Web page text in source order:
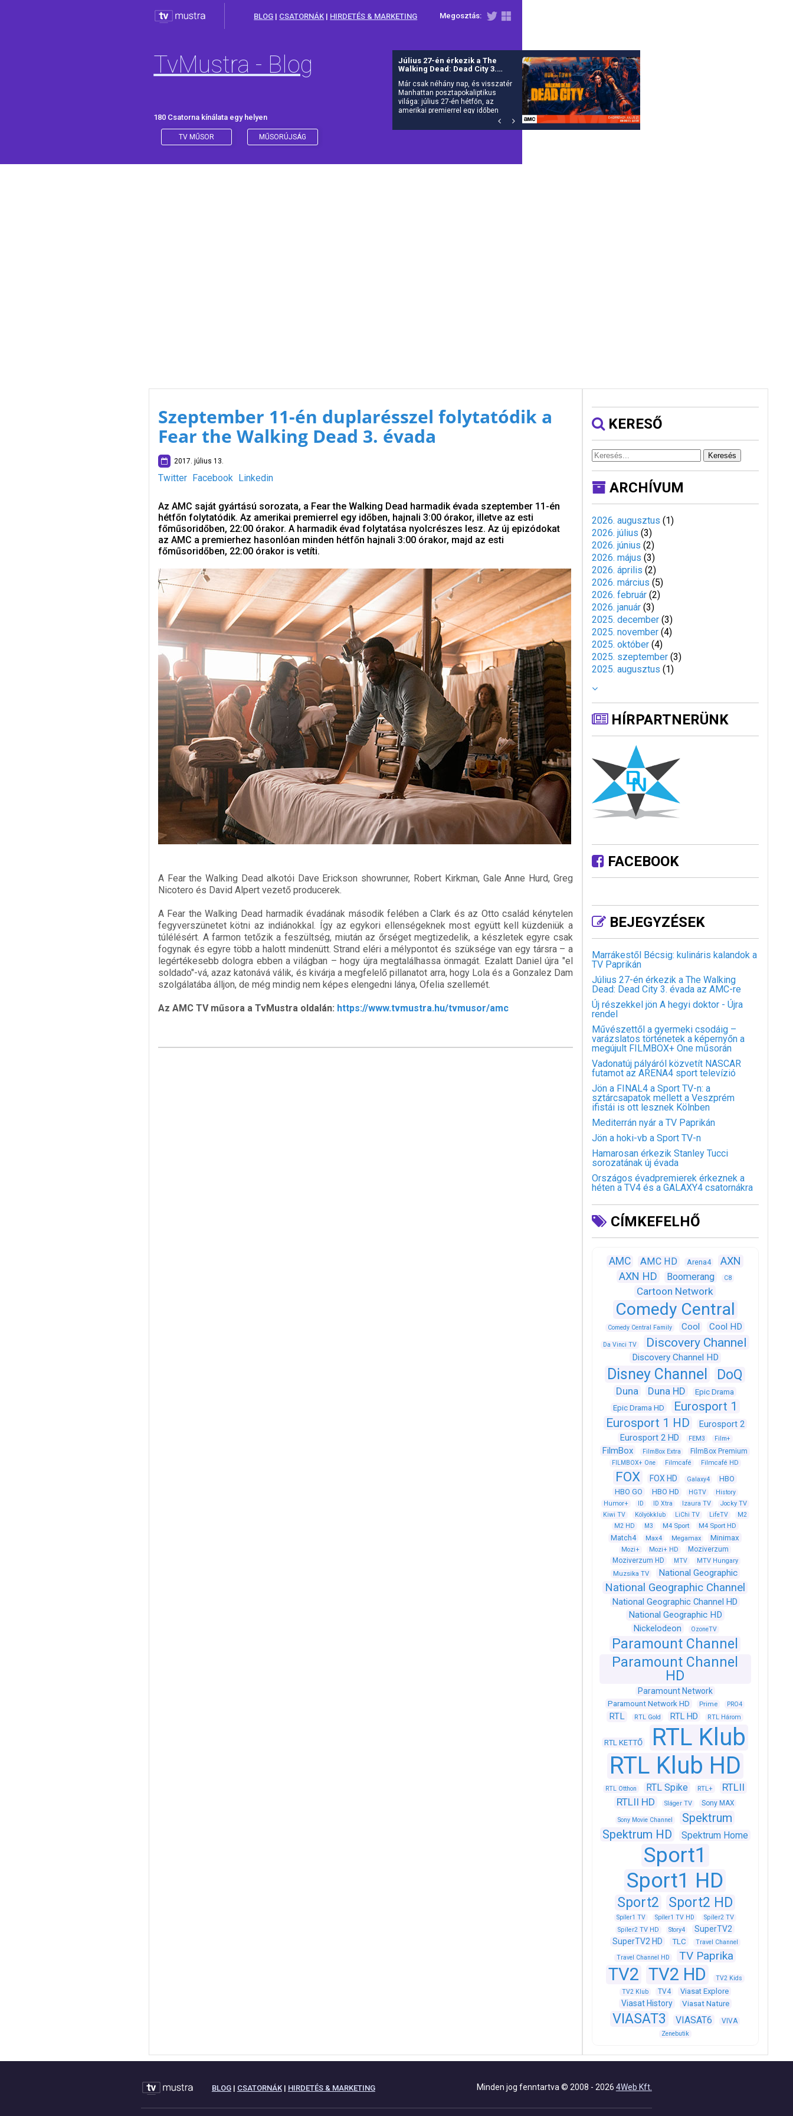
Megosztás:
BLOG | CSATORNÁK | HIRDETÉS & MARKETING
TvMustra - Blog
180 Csatorna kínálata egy helyen
TV MŰSOR MŰSORÚJSÁG
Július 27-én érkezik a The
Walking Dead: Dead City 3.
Már csak néhány nap, és visszatér
Manhattan posztapokaliptikus
világa: július 27-én hétfőn, az
amerikai premierrel egy időben
debütál itthon is az AMC-n a The
Szeptember 11-én duplarésszel folytatódik a
Fear the Walking Dead 3. évada
2017. július 13.
Twitter Facebook Linkedin
Az AMC saját gyártású sorozata, a Fear the Walking Dead harmadik évada szeptember 11-én
hétfőn folytatódik. Az amerikai premierrel egy időben, hajnali 3:00 órakor, illetve az esti
főműsoridőben, 22:00 órakor. A harmadik évad folytatása nyolcrészes lesz. Az új epizódokat
az AMC a premierhez hasonlóan minden hétfőn hajnali 3:00 órakor, majd az esti
főműsoridőben, 22:00 órakor is vetíti.
A Fear the Walking Dead alkotói Dave Erickson showrunner, Robert Kirkman, Gale Anne Hurd, Greg
Nicotero és David Alpert vezető producerek.
A Fear the Walking Dead harmadik évadának második felében a Clark és az Otto család kénytelen
fegyverszünetet kötni az indiánokkal. Így az egykori ellenségeknek most együtt kell küzdeniük a
túlélésért. A farmon tetőzik a feszültség, miután az őrséget megtizedelik, a készletek egyre csak
fogynak és egyre több a halott mindenütt. Strand eléri a mélypontot és szüksége van egy társra – a
legértékesebb dologra ebben a világban – hogy újra megtalálhassa önmagát. Ezalatt Daniel újra "el
soldado"-vá, azaz katonává válik, és kivárja a megfelelő pillanatot arra, hogy Lola és a Gonzalez Dam
szolgálatába álljon, de még mindig nem képes elengedni lánya, Ofelia szellemét.
Az AMC TV műsora a TvMustra oldalán: https://www.tvmustra.hu/tvmusor/amc
KERESŐ
Keresés
ARCHÍVUM
2026. augusztus (1)
2026. július (3)
2026. június (2)
2026. május (3)
2026. április (2)
2026. március (5)
2026. február (2)
2026. január (3)
2025. december (3)
2025. november (4)
2025. október (4)
2025. szeptember (3)
2025. augusztus (1)
HÍRPARTNERÜNK
FACEBOOK
BEJEGYZÉSEK
Marrákestől Bécsig: kulináris kalandok a
TV Paprikán
Július 27-én érkezik a The Walking
Dead: Dead City 3. évada az AMC-re
Új részekkel jön A hegyi doktor - Újra
rendel
Művészettől a gyermeki csodáig –
varázslatos történetek a képernyőn a
megújult FILMBOX+ One műsorán
Vadonatúj pályáról közvetít NASCAR
futamot az ARENA4 sport televízió
Jön a FINAL4 a Sport TV-n: a
sztárcsapatok mellett a Veszprém
ifistái is ott lesznek Kölnben
Mediterrán nyár a TV Paprikán
Jön a hoki-vb a Sport TV-n
Hamarosan érkezik Stanley Tucci
sorozatának új évada
Országos évadpremierek érkeznek a
héten a TV4 és a GALAXY4 csatornákra
CÍMKEFELHŐ
AMC AMC HD Arena4
AXN
AXN HD
Boomerang C8
Cartoon Network
Comedy Central
Comedy Central Family Cool Cool HD
Da Vinci TV Discovery Channel
Discovery Channel HD
Disney Channel DoQ
Duna Duna HD
Epic Drama
Epic Drama HD
Eurosport 1
Eurosport 1 HD
Eurosport 2
Eurosport 2 HD
FEM3 Film+
FilmBox FilmBox Extra FilmBox Premium
FILMBOX+ One Filmcafé Filmcafé HD
FOX FOX HD Galaxy4
HBO
HBO GO
HBO HD HGTV
History
Humor+
ID ID Xtra Izaura TV
Jocky TV
Kiwi TV
Kölyökklub LiChi TV LifeTV
M2
M2 HD
M3 M4 Sport M4 Sport HD
Match4 Max4 Megamax Minimax
Mozi+ Mozi+ HD
Moziverzum
Moziverzum HD
MTV MTV Hungary
Muzsika TV National Geographic
National Geographic Channel
National Geographic Channel HD
National Geographic HD
Nickelodeon
OzoneTV
Paramount Channel
Paramount Channel
HD
Paramount Network
Paramount Network HD Prime PRO4
RTL RTL Gold RTL HD RTL Három
RTL KETTŐ
RTL Klub
RTL Klub HD
RTL Otthon RTL Spike RTL+
RTLII
RTLII HD
Sláger TV Sony MAX
Sony Movie Channel
Spektrum
Spektrum HD
Spektrum Home
Sport1
Sport1 HD
Sport2 Sport2 HD
Spíler1 TV Spíler1 TV HD
Spíler2 TV
Spíler2 TV HD
Story4
SuperTV2
SuperTV2 HD
TLC
Travel Channel
Travel Channel HD
TV Paprika
TV2 TV2 HD
TV2 Kids
TV2 Klub
TV4 Viasat Explore
Viasat History Viasat Nature
VIASAT3 VIASAT6 VIVA
Zenebutik
BLOG| CSATORNÁK| HIRDETÉS & MARKETING Minden jog fenntartva © 2008 - 2026 4Web Kft.